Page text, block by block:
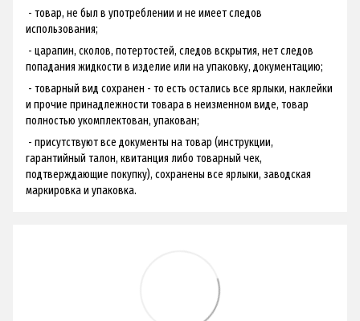
- товар, не был в употреблении и не имеет следов
использования;
- царапин, сколов, потертостей, следов вскрытия, нет следов
попадания жидкости в изделие или на упаковку, документацию;
- товарный вид сохранен - ​​то есть остались все ярлыки, наклейки
и прочие принадлежности товара в неизменном виде, товар
полностью укомплектован, упакован;
- присутствуют все документы на товар (инструкции,
гарантийный талон, квитанция либо товарный чек,
подтверждающие покупку), сохранены все ярлыки, заводская
маркировка и упаковка.